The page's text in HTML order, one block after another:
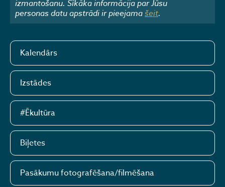
izmantošanu. Sīkāka informācija par Jūsu
personas datu apstrādi ir pieejamašeit.
Kalendārs
Izstādes
#Ēkultūra
Biļetes
Pasākumu fotografēšana/filmēšana